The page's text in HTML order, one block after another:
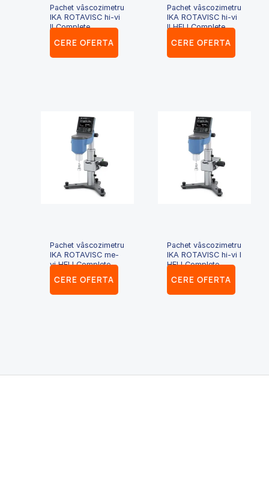
Pachet vâscozimetru
IKA ROTAVISC hi-vi
II Complete
CERE OFERTA
Pachet vâscozimetru
IKA ROTAVISC hi-vi
II HELI Complete
CERE OFERTA
Pachet vâscozimetru
IKA ROTAVISC me-
vi HELI Complete
CERE OFERTA
Pachet vâscozimetru
IKA ROTAVISC hi-vi I
HELI Complete
CERE OFERTA